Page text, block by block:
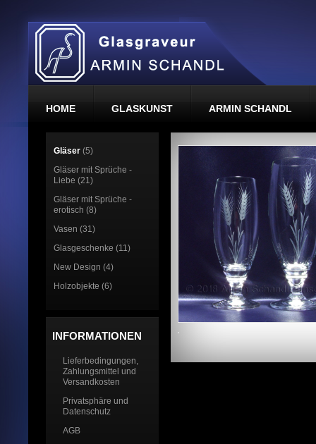
HOME GLASKUNST ARMIN SCHANDL
Gläser (5)
Gläser mit Sprüche -
Liebe (21)
Gläser mit Sprüche -
erotisch (8)
Vasen (31)
Glasgeschenke (11)
New Design (4)
Holzobjekte (6)
INFORMATIONEN
Lieferbedingungen,
Zahlungsmittel und
Versandkosten
Privatsphäre und
Datenschutz
AGB